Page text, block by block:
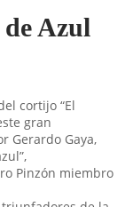
Azul
cortijo “El
gran
Gerardo Gaya,
Pinzón miembro